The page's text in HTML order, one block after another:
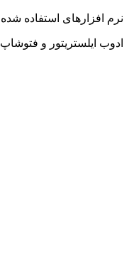
نرم افزارهای استفاده شده
ادوب ایلستریتور و فتوشاپ